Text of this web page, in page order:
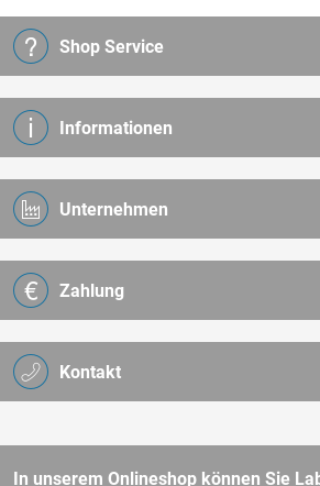
Kontakt
Shop Service
Informationen
Unternehmen
Zahlung
In unserem Onlineshop können Sie